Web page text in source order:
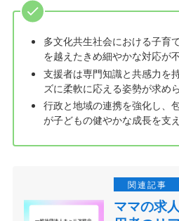
多文化共生社会における子育
を越えたきめ細やかな対応が不
支援者は専門知識と共感力を
ズに柔軟に応える姿勢が求めら
行政と地域の連携を強化し、
が子どもの健やかな成長を支え
ママの求